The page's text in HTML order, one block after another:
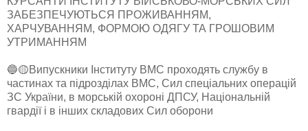
ЗАБЕЗПЕЧУЮТЬСЯ ПРОЖИВАННЯМ,
ХАРЧУВАННЯМ, ФОРМОЮ ОДЯГУ ТА ГРОШОВИМ
УТРИМАННЯМ
🔵🟡Випускники Інституту ВМС проходять службу в
частинах та підрозділах ВМС, Сил спеціальних операцій
ЗС України, в морській охороні ДПСУ, Національній
гвардії і в інших складових Сил оборони